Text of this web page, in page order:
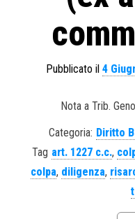
Pubblicato il 4
Nota a Trib.
Categoria: Diritto
Tag art. 1227 c.c.,
colpa, diligenza,